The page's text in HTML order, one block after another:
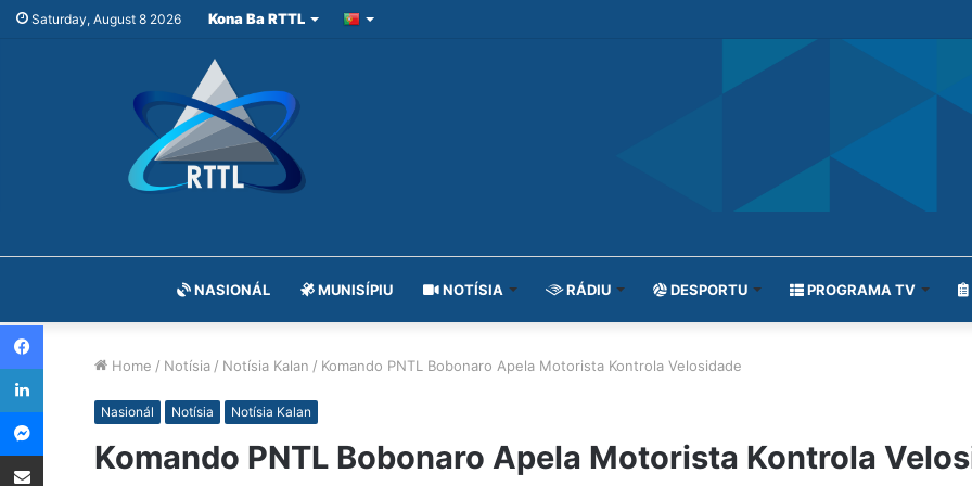
Saturday, August 8 2026 Kona Ba RTTL
NASIONÁL MUNISÍPIU NOTÍSIA RÁDIU DESPORTU PROGRAMA TV
Home / Notísia / Notísia Kalan / Komando PNTL Bobonaro Apela Motorista Kontrola Velosidade
Nasionál Notísia Notísia Kalan
Komando PNTL Bobonaro Apela Motorista Kontrola
Facebook
LinkedIn
Messenger